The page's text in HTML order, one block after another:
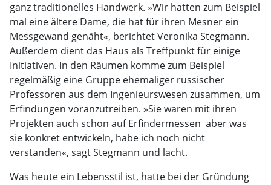
ganz traditionelles Handwerk. »Wir hatten zum Beispiel
mal eine ältere Dame, die hat für ihren Mesner ein
Messgewand genäht«, berichtet Veronika Stegmann.
Außerdem dient das Haus als Treffpunkt für einige
Initiativen. In den Räumen komme zum Beispiel
regelmäßig eine Gruppe ehemaliger russischer
Professoren aus dem Ingenieurswesen zusammen, um
Erfindungen voranzutreiben. »Sie waren mit ihren
Projekten auch schon auf Erfindermessen  aber was
sie konkret entwickeln, habe ich noch nicht
verstanden«, sagt Stegmann und lacht.
Was heute ein Lebensstil ist, hatte bei der Gründung